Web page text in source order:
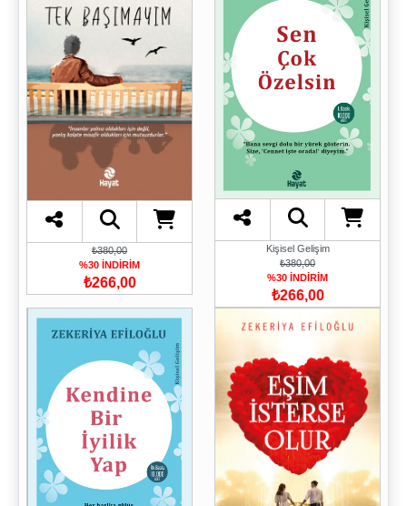
₺380,00
%30 İNDİRİM
₺266,00
Kişisel Gelişim
₺380,00
%30 İNDİRİM
₺266,00